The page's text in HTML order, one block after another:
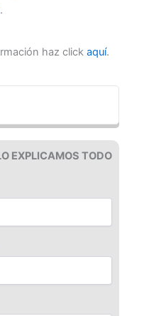
.
haz click aquí.
EXPLICAMOS TODO